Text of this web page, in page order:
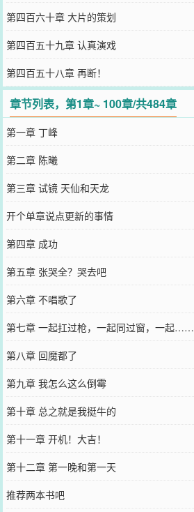
第四百六十章 大片的策划
第四百五十九章 认真演戏
第四百五十八章 再断！
章节列表，第1章~ 100章/共484章
第一章 丁峰
第二章 陈曦
第三章 试镜 天仙和天龙
开个单章说点更新的事情
第四章 成功
第五章 张哭全？哭去吧
第六章 不唱歌了
第七章 一起扛过枪，一起同过窗，一起……
第八章 回魔都了
第九章 我怎么这么倒霉
第十章 总之就是我挺牛的
第十一章 开机！大吉！
第十二章 第一晚和第一天
推荐两本书吧